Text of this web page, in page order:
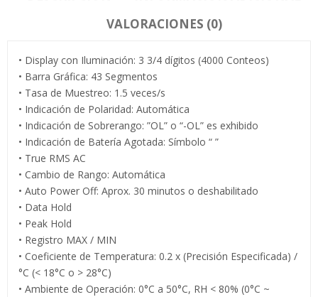
VALORACIONES (0)
• Display con Iluminación: 3 3/4 dígitos (4000 Conteos)
• Barra Gráfica: 43 Segmentos
• Tasa de Muestreo: 1.5 veces/s
• Indicación de Polaridad: Automática
• Indicación de Sobrerango: ”OL” o “-OL” es exhibido
• Indicación de Batería Agotada: Símbolo “ ”
• True RMS AC
• Cambio de Rango: Automática
• Auto Power Off: Aprox. 30 minutos o deshabilitado
• Data Hold
• Peak Hold
• Registro MAX / MIN
• Coeficiente de Temperatura: 0.2 x (Precisión Especificada) /
°C (< 18°C o > 28°C)
• Ambiente de Operación: 0°C a 50°C, RH < 80% (0°C ~